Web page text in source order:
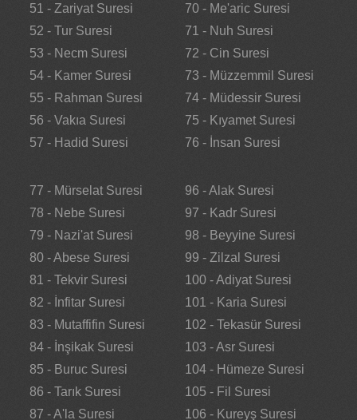
51 - Zariyat Suresi
52 - Tur Suresi
53 - Necm Suresi
54 - Kamer Suresi
55 - Rahman Suresi
56 - Vakıa Suresi
57 - Hadid Suresi
70 - Me'aric Suresi
71 - Nuh Suresi
72 - Cin Suresi
73 - Müzzemmil Suresi
74 - Müdessir Suresi
75 - Kıyamet Suresi
76 - İnsan Suresi
77 - Mürselat Suresi
78 - Nebe Suresi
79 - Nazi'at Suresi
80 - Abese Suresi
81 - Tekvir Suresi
82 - İnfitar Suresi
83 - Mutaffifin Suresi
84 - İnşikak Suresi
85 - Buruc Suresi
86 - Tarık Suresi
87 - A'la Suresi
96 - Alak Suresi
97 - Kadr Suresi
98 - Beyyine Suresi
99 - Zilzal Suresi
100 - Adiyat Suresi
101 - Karia Suresi
102 - Tekasür Suresi
103 - Asr Suresi
104 - Hümeze Suresi
105 - Fil Suresi
106 - Kureyş Suresi